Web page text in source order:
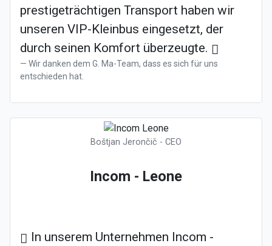
prestigeträchtigen Transport haben wir
unseren VIP-Kleinbus eingesetzt, der
durch seinen Komfort überzeugte.
Wir danken dem G. Ma-Team, dass es sich für uns
entschieden hat.
Boštjan Jerončič - CEO
Incom - Leone
In unserem Unternehmen Incom -